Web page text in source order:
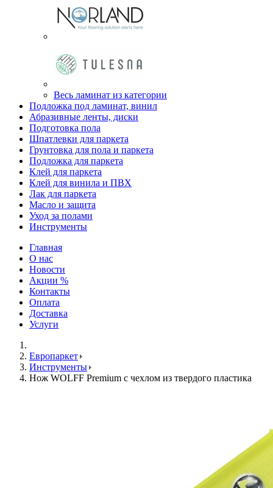
Весь ламинат из категории
Подложка под ламинат, винил
Абразивные ленты, диски
Подготовка пола
Шпатлевки для паркета
Грунтовка для пола и паркета
Подложка для паркета
Клей для паркета
Клей для винила и ПВХ
Лак для паркета
Масло и защита
Уход за полами
Инструменты
Главная
О нас
Новости
Акции %
Контакты
Оплата
Доставка
Услуги
Европаркет
Инструменты
Нож WOLFF Premium с чехлом из твердого пластика